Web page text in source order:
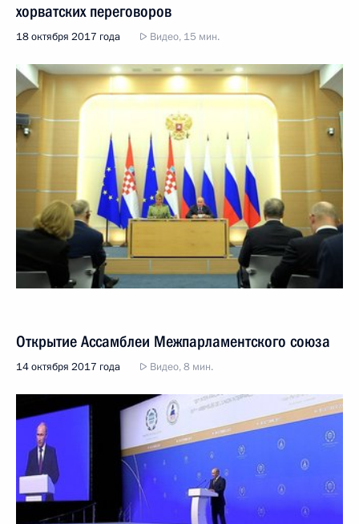
хорватских переговоров
18 октября 2017 года Видео, 15 мин.
Открытие Ассамблеи Межпарламентского союза
14 октября 2017 года Видео, 8 мин.